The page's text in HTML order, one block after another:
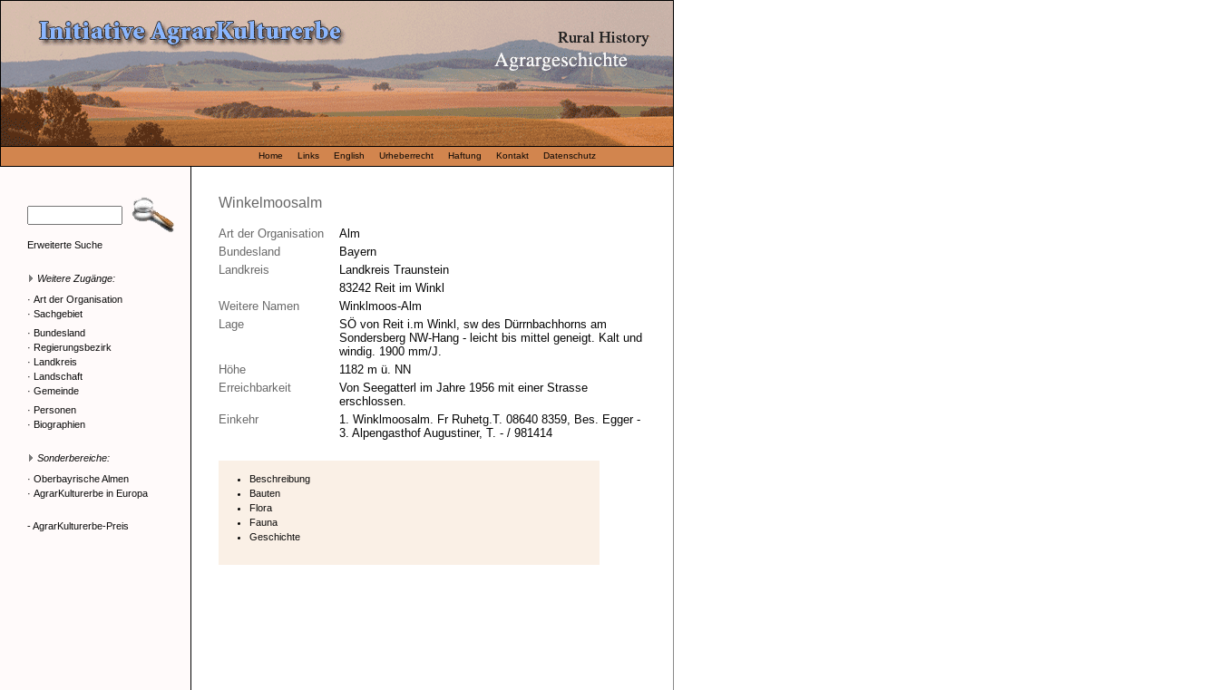
Home Links English Urheberrecht Haftung Kontakt Datenschutz
Erweiterte Suche
Weitere Zugänge:
· Art der Organisation
· Sachgebiet
· Bundesland
· Regierungsbezirk
· Landkreis
· Landschaft
· Gemeinde
· Personen
· Biographien
Sonderbereiche:
· Oberbayrische Almen
· AgrarKulturerbe in Europa
- AgrarKulturerbe-Preis
Winkelmoosalm
Art der Organisation
Alm
Bundesland
Bayern
Landkreis
Landkreis Traunstein
83242 Reit im Winkl
Weitere Namen
Winklmoos-Alm
Lage
SÖ von Reit i.m Winkl, sw des Dürrnbachhorns am
Sondersberg NW-Hang - leicht bis mittel geneigt. Kalt und
windig. 1900 mm/J.
Höhe
1182 m ü. NN
Erreichbarkeit
Von Seegatterl im Jahre 1956 mit einer Strasse
erschlossen.
Einkehr
1. Winklmoosalm. Fr Ruhetg.T. 08640 8359, Bes. Egger -
3. Alpengasthof Augustiner, T. - / 981414
Beschreibung
Bauten
Flora
Fauna
Geschichte